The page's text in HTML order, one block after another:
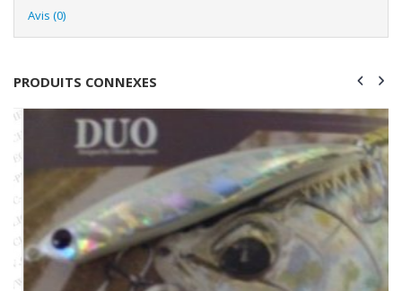
Avis (0)
PRODUITS CONNEXES